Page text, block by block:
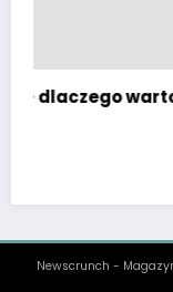
się tam
Newscrunch -